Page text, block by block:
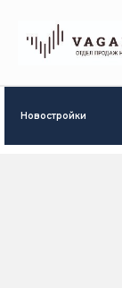
Новостройки